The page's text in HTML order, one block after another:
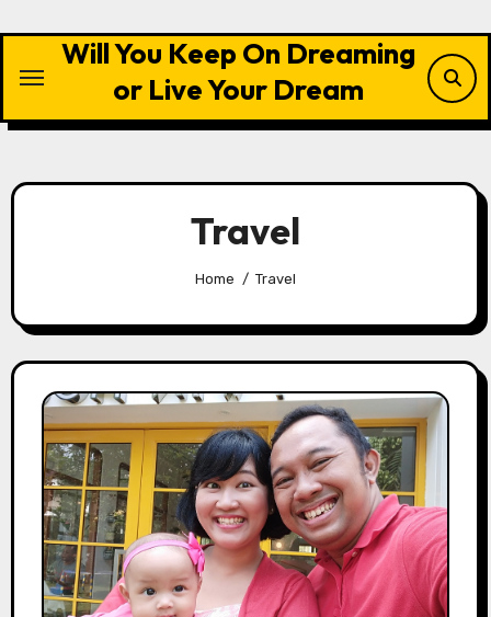
content
Will You Keep On Dreaming
or Live Your Dream
Travel
Home Travel